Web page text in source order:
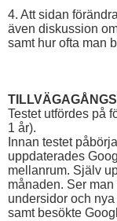
4. Att sidan
även diskussion
samt hur ofta man
Testet utfördes på
1 år).
Innan testet
uppdaterades
mellanrum. Själv
månaden. Ser
undersidor och
samt besökte